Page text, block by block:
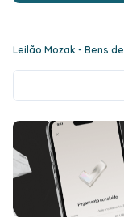
Leilão Mozak - Bens